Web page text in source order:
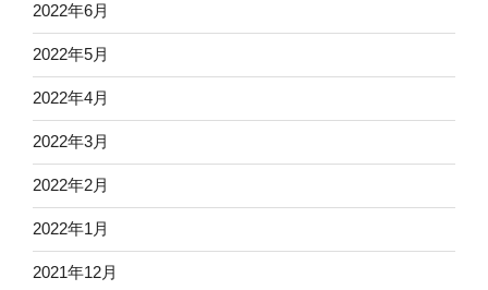
2022年6月
2022年5月
2022年4月
2022年3月
2022年2月
2022年1月
2021年12月